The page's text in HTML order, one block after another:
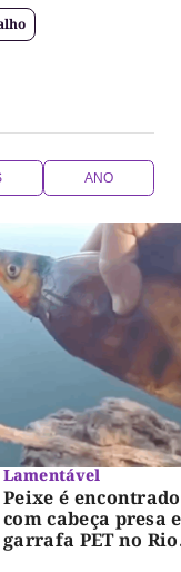
ANO
Lamentável
Peixe é encontrado
com cabeça presa
garrafa PET no Rio